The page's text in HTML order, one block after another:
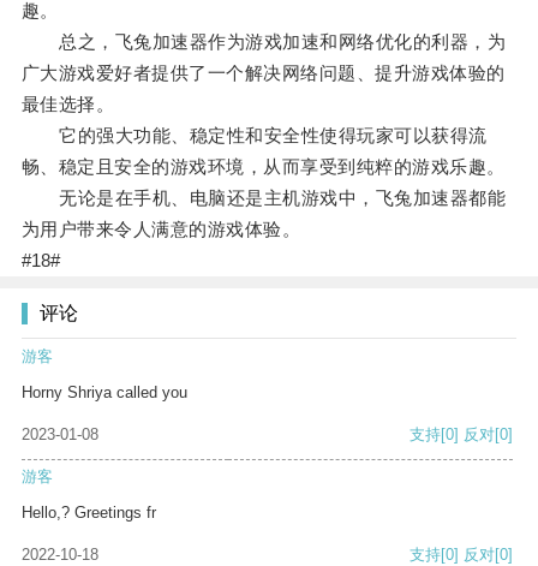
趣。
总之，飞兔加速器作为游戏加速和网络优化的利器，为
广大游戏爱好者提供了一个解决网络问题、提升游戏体验的
最佳选择。
它的强大功能、稳定性和安全性使得玩家可以获得流
畅、稳定且安全的游戏环境，从而享受到纯粹的游戏乐趣。
无论是在手机、电脑还是主机游戏中，飞兔加速器都能
为用户带来令人满意的游戏体验。
#18#
评论
游客
Horny Shriya called you
2023-01-08 支持[0] 反对[0]
游客
Hello,? Greetings fr
2022-10-18 支持[0] 反对[0]